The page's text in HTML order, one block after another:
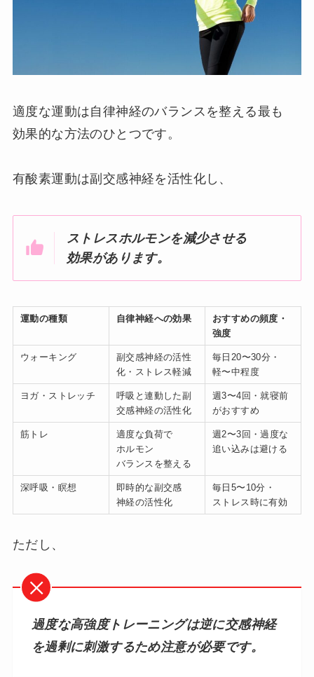
適度な運動は自律神経のバランスを整える最も
効果的な方法のひとつです。
有酸素運動は副交感神経を活性化し、
ストレスホルモンを減少させる
効果があります。
運動の種類 自律神経への効果
おすすめの頻度・
強度
ウォーキング
副交感神経の活性
化・ストレス軽減
毎日20〜30分・
軽〜中程度
ヨガ・ストレッチ
呼吸と連動した副
交感神経の活性化
週3〜4回・就寝前
がおすすめ
筋トレ
適度な負荷で
ホルモン
バランスを整える
週2〜3回・過度な
追い込みは避ける
深呼吸・瞑想
即時的な副交感
神経の活性化
毎日5〜10分・
ストレス時に有効
ただし、
過度な高強度トレーニングは逆に交感神経
を過剰に刺激するため注意が必要です。